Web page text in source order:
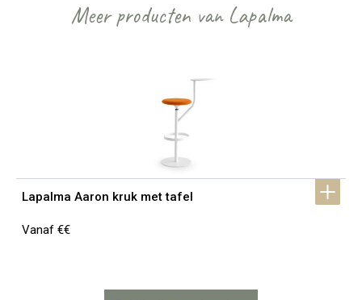
Meer producten van Lapalma
Lapalma Aaron kruk met tafel
Vanaf €€